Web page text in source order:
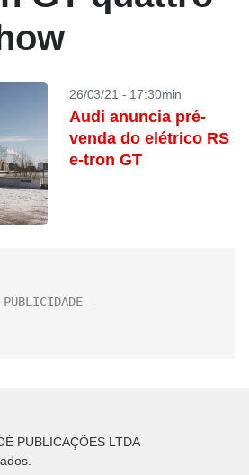
26/03/21 - 17:30min
Audi anuncia pré-
venda do elétrico RS
e-tron GT
PUBLICAÇÕES LTDA